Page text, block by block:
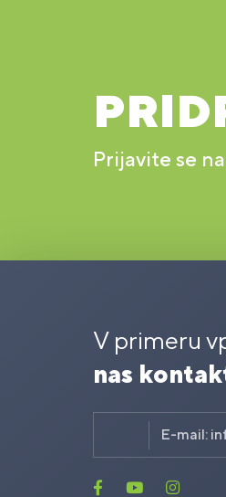
Prijavite se
V primeru
nas
E-mail: